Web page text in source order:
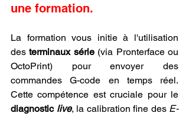
une formation.
La formation vous initie à l'utilisation
des terminaux série (via Pronterface ou
OctoPrint) pour envoyer des
commandes G-code en temps réel.
diagnostic live, la calibration fine des E-